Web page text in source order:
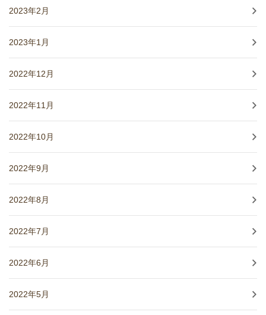
2023年2月
2023年1月
2022年12月
2022年11月
2022年10月
2022年9月
2022年8月
2022年7月
2022年6月
2022年5月